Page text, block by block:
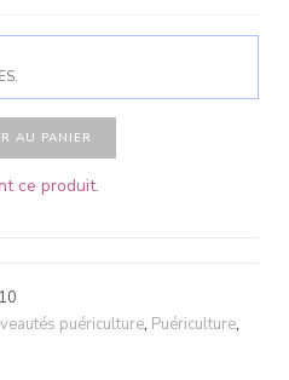
AU PANIER
ce produit.
puériculture, Puériculture,